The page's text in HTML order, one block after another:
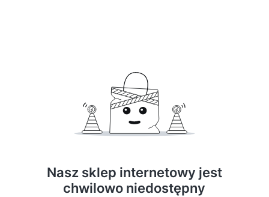
Nasz sklep internetowy jest
chwilowo niedostępny